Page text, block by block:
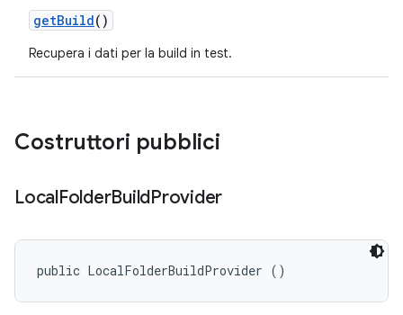
getBuild()
Recupera i dati per la build in test.
Costruttori pubblici
LocalFolderBuildProvider
public LocalFolderBuildProvider ()